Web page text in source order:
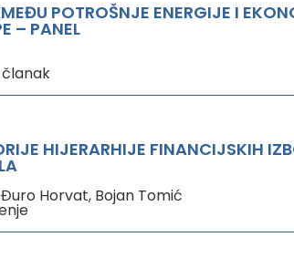
POTROŠNJE ENERGIJE I
– PANEL
HIJERARHIJE FINANCIJSKIH
Horvat, Bojan Tomić